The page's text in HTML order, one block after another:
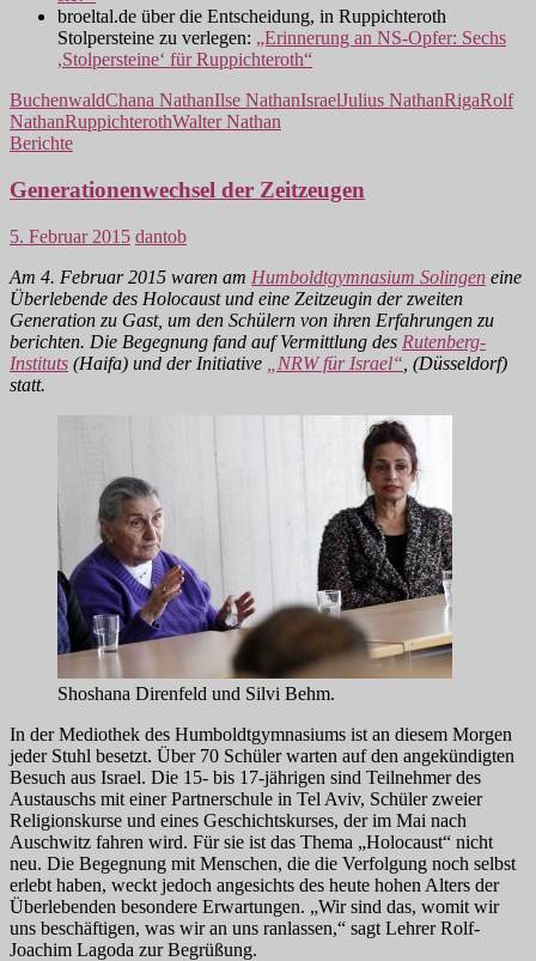
broeltal.de über die Entscheidung, in Ruppichteroth
Stolpersteine zu verlegen: „Erinnerung an NS-Opfer: Sechs
,Stolpersteine‘ für Ruppichteroth“
BuchenwaldChana NathanIlse NathanIsraelJulius NathanRigaRolf
NathanRuppichterothWalter Nathan
Berichte
Generationenwechsel der Zeitzeugen
5. Februar 2015 dantob
Am 4. Februar 2015 waren am Humboldtgymnasium Solingen eine
Überlebende des Holocaust und eine Zeitzeugin der zweiten
Generation zu Gast, um den Schülern von ihren Erfahrungen zu
berichten. Die Begegnung fand auf Vermittlung des Rutenberg-
Instituts (Haifa) und der Initiative „NRW für Israel“ , (Düsseldorf)
statt.
Shoshana Direnfeld und Silvi Behm.
In der Mediothek des Humboldtgymnasiums ist an diesem Morgen
jeder Stuhl besetzt. Über 70 Schüler warten auf den angekündigten
Besuch aus Israel. Die 15- bis 17-jährigen sind Teilnehmer des
Austauschs mit einer Partnerschule in Tel Aviv, Schüler zweier
Religionskurse und eines Geschichtskurses, der im Mai nach
Auschwitz fahren wird. Für sie ist das Thema „Holocaust“ nicht
neu. Die Begegnung mit Menschen, die die Verfolgung noch selbst
erlebt haben, weckt jedoch angesichts des heute hohen Alters der
Überlebenden besondere Erwartungen. „Wir sind das, womit wir
uns beschäftigen, was wir an uns ranlassen,“ sagt Lehrer Rolf-
Joachim Lagoda zur Begrüßung.